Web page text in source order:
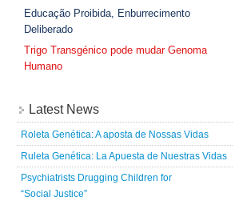
Educação Proibida, Enburrecimento
Deliberado
Trigo Transgénico pode mudar Genoma
Humano
Latest News
Roleta Genética: A aposta de Nossas Vidas
Ruleta Genética: La Apuesta de Nuestras Vidas
Psychiatrists Drugging Children for
“Social Justice”